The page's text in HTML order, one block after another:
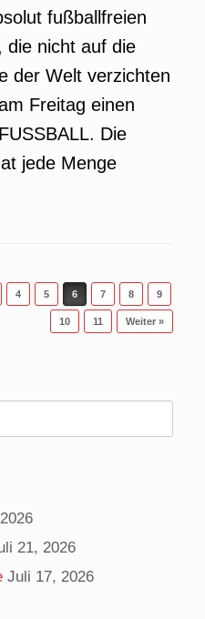
fußballfreien
die nicht auf die
der Welt verzichten
Freitag einen
Die
jede Menge
4 5 6 7 8 9
10 11 Weiter »
21, 2026
Juli 17, 2026